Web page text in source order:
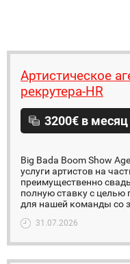
Артистическое
рекрутера-HR
3200€ в месяц
Big Bada Boom Show
услуги артистов на
преимущественно
полную ставку с
для нашей команды со
31.07.2026